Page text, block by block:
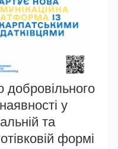
у
та
формі